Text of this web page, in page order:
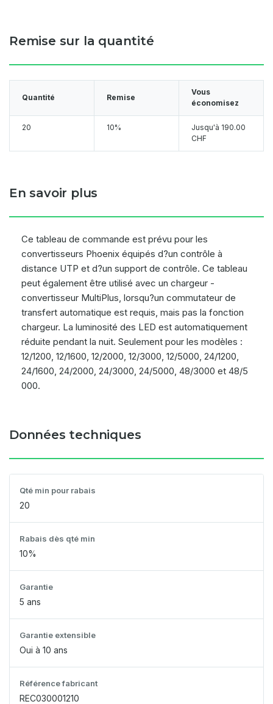
Remise sur la quantité
Quantité Remise
Vous
économisez
20 10% Jusqu'à 190.00
CHF
En savoir plus
Ce tableau de commande est prévu pour les
convertisseurs Phoenix équipés d?un contrôle à
distance UTP et d?un support de contrôle. Ce tableau
peut également être utilisé avec un chargeur -
convertisseur MultiPlus, lorsqu?un commutateur de
transfert automatique est requis, mais pas la fonction
chargeur. La luminosité des LED est automatiquement
réduite pendant la nuit. Seulement pour les modèles :
12/1200, 12/1600, 12/2000, 12/3000, 12/5000, 24/1200,
24/1600, 24/2000, 24/3000, 24/5000, 48/3000 et 48/5
000.
Données techniques
Qté min pour rabais
20
Rabais dès qté min
10%
Garantie
5 ans
Garantie extensible
Oui à 10 ans
Référence fabricant
REC030001210